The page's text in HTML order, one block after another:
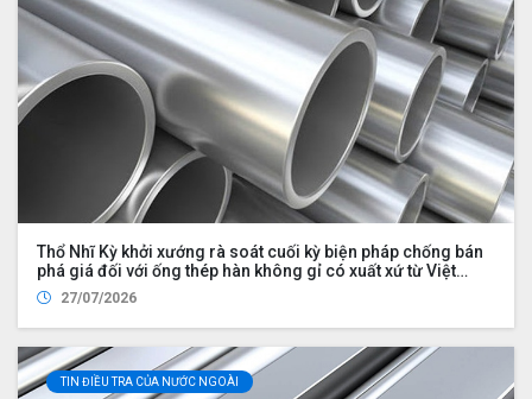
Thổ Nhĩ Kỳ khởi xướng rà soát cuối kỳ biện pháp chống bán
phá giá đối với ống thép hàn không gỉ có xuất xứ từ Việt
Nam27/07/2026
TIN ĐIỀU TRA CỦA NƯỚC NGOÀI